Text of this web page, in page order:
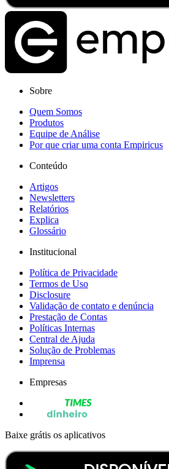
Sobre
Quem Somos
Produtos
Equipe de Análise
Por que criar uma conta Empiricus
Conteúdo
Artigos
Newsletters
Relatórios
Explica
Glossário
Institucional
Política de Privacidade
Termos de Uso
Disclosure
Validação de contato e denúncia
Prestação de Contas
Políticas Internas
Central de Ajuda
Solução de Problemas
Imprensa
Empresas
Baixe grátis os aplicativos